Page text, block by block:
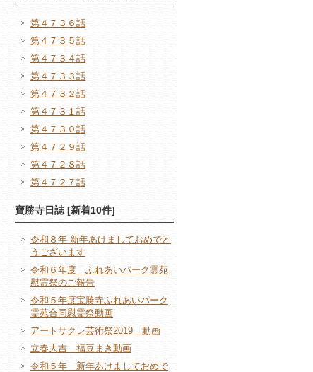
第４７３６話
第４７３５話
第４７３４話
第４７３３話
第４７３２話
第４７３１話
第４７３０話
第４７２９話
第４７２８話
第４７２７話
寶勝寺日誌 [新着10件]
令和８年 新年あけましておめでと
うございます
令和６年度 ふれあいパーク霊苑
慰霊祭のご報告
令和５年度宝勝寺ふれあいパーク
霊苑合同慰霊祭動画
アートサクレ芸術祭2019 動画
立春大吉 福豆まき動画
令和５年 新年あけましておめで